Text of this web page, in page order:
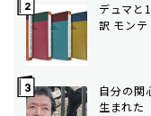
デュマと
訳 モンテ
自分の関
生まれた